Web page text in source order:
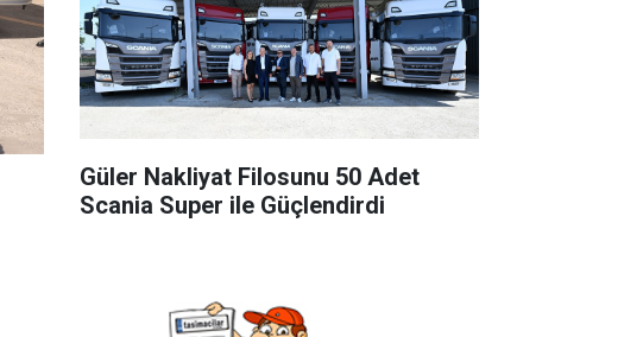
Güler Nakliyat Filosunu 50 Adet
Scania Super ile Güçlendirdi